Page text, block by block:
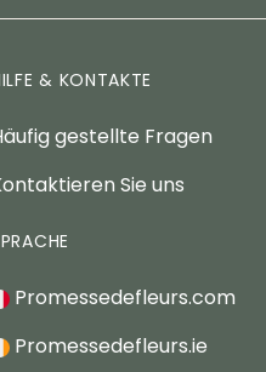
& KONTAKTE
gestellte Fragen
Sie uns
Promessedefleurs.com
Promessedefleurs.ie